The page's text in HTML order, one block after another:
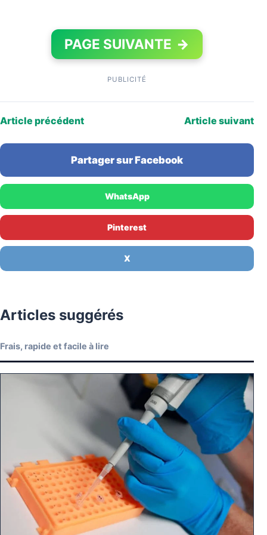
PAGE SUIVANTE →
PUBLICITÉ
Article précédent Article suivant
Partager sur Facebook
WhatsApp
Pinterest
X
Articles suggérés
Frais, rapide et facile à lire